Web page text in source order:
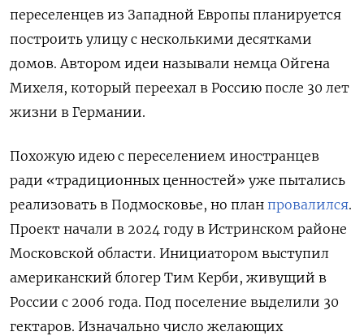
переселенцев из Западной Европы планируется
построить улицу с несколькими десятками
домов. Автором идеи называли немца Ойгена
Михеля, который переехал в Россию после 30 лет
жизни в Германии.
Похожую идею с переселением иностранцев
ради «традиционных ценностей» уже пытались
реализовать в Подмосковье, но план провалился.
Проект начали в 2024 году в Истринском районе
Московской области. Инициатором выступил
американский блогер Тим Керби, живущий в
России с 2006 года. Под поселение выделили 30
гектаров. Изначально число желающих